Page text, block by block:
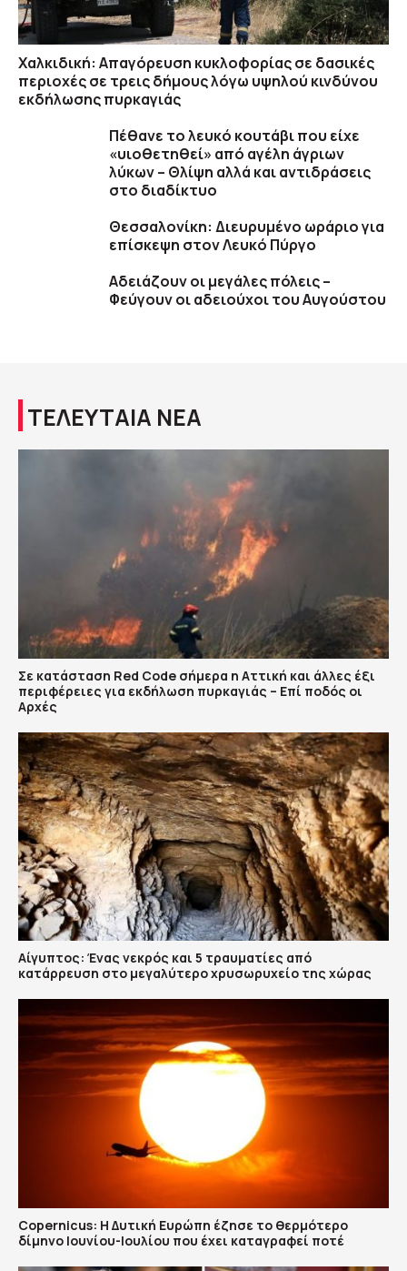
Χαλκιδική: Απαγόρευση κυκλοφορίας σε δασικές
περιοχές σε τρεις δήμους λόγω υψηλού κινδύνου
εκδήλωσης πυρκαγιάς
Πέθανε το λευκό κουτάβι που είχε
«υιοθετηθεί» από αγέλη άγριων
λύκων – Θλίψη αλλά και αντιδράσεις
στο διαδίκτυο
Θεσσαλονίκη: Διευρυμένο ωράριο για
επίσκεψη στον Λευκό Πύργο
Αδειάζουν οι μεγάλες πόλεις –
Φεύγουν οι αδειούχοι του Αυγούστου
ΤΕΛΕΥΤΑΙΑ ΝΕΑ
Σε κατάσταση Red Code σήμερα η Αττική και άλλες έξι
περιφέρειες για εκδήλωση πυρκαγιάς – Επί ποδός οι
Αρχές
Αίγυπτος: Ένας νεκρός και 5 τραυματίες από
κατάρρευση στο μεγαλύτερο χρυσωρυχείο της χώρας
Copernicus: H Δυτική Ευρώπη έζησε το θερμότερο
δίμηνο Ιουνίου-Ιουλίου που έχει καταγραφεί ποτέ